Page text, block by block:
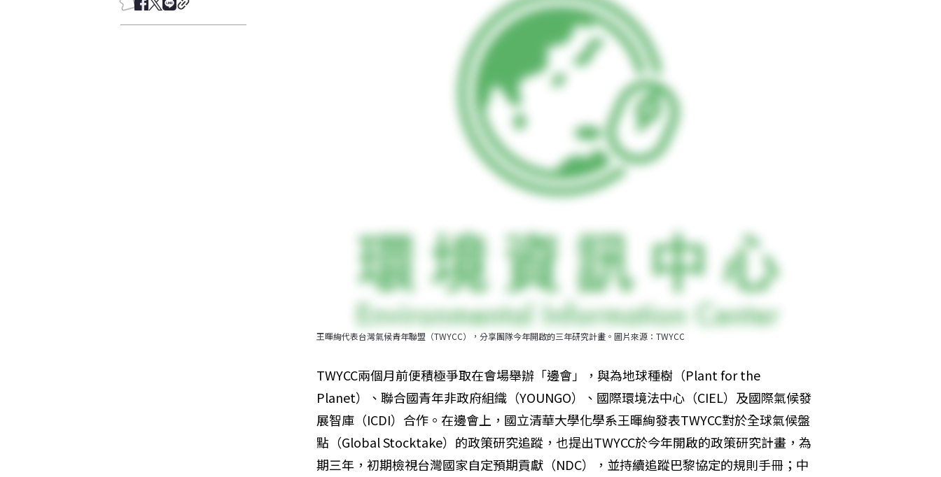
王暉絢代表台灣氣候青年聯盟（TWYCC），分享團隊今年開啟的三年研究計畫。圖片來源：TWYCC
TWYCC兩個月前便積極爭取在會場舉辦「邊會」，與為地球種樹（Plant for the
Planet）、聯合國青年非政府組織（YOUNGO）、國際環境法中心（CIEL）及國際氣候發
展智庫（ICDI）合作。在邊會上，國立清華大學化學系王暉絢發表TWYCC對於全球氣候盤
點（Global Stocktake）的政策研究追蹤，也提出TWYCC於今年開啟的政策研究計畫，為
期三年，初期檢視台灣國家自定預期貢獻（NDC），並持續追蹤巴黎協定的規則手冊；中